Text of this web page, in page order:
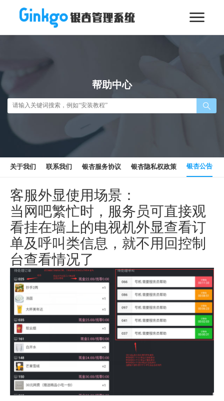
帮助中心
关于我们 联系我们 银杏服务协议 银杏隐私权政策 银杏公告
客服外显使用场景：
当网吧繁忙时，服务员可直接观
看挂在墙上的电视机外显查看订
单及呼叫类信息，就不用回控制
台查看情况了